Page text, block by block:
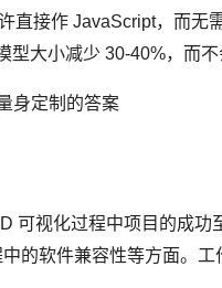
直接作 JavaScript，而无
型大小减少 30-40%，而
身定制的答案
可视化过程中项目的成
的软件兼容性等方面。